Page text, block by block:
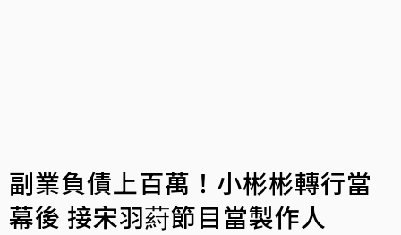
副業負債上百萬！小彬彬轉行當
幕後 接宋羽葤節目當製作人